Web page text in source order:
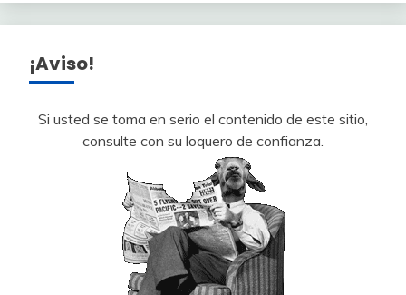
¡Aviso!
Si usted se toma en serio el contenido de este sitio,
consulte con su loquero de confianza.